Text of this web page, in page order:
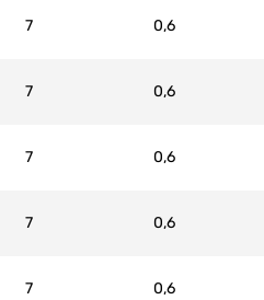
7 0,6
7 0,6
7 0,6
7 0,6
7 0,6